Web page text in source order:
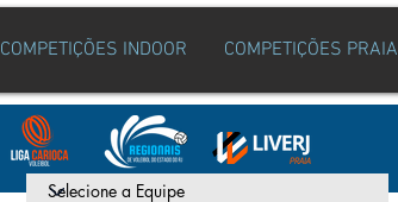
COMPETIÇÕES INDOOR COMPETIÇÕES PRAIA